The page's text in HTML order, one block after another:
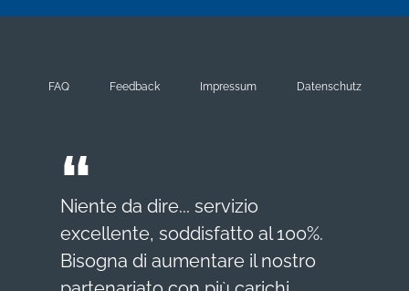
FAQ Feedback Impressum Datenschutz
Niente da dire... servizio
excellente, soddisfatto al 100%.
Bisogna di aumentare il nostro